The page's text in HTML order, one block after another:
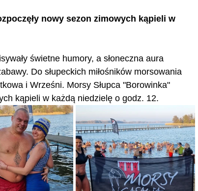
nowy sezon zimowych kąpieli w
świetne humory, a słoneczna aura
Do słupeckich miłośników morsowania
i Wrześni. Morsy Słupca "Borowinka"
kąpieli w każdą niedzielę o godz. 12.